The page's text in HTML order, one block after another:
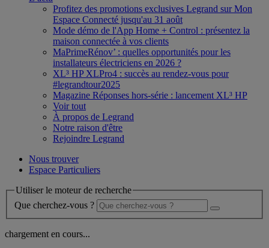
Profitez des promotions exclusives Legrand sur Mon
Espace Connecté jusqu'au 31 août
Mode démo de l'App Home + Control : présentez la
maison connectée à vos clients
MaPrimeRénov’ : quelles opportunités pour les
installateurs électriciens en 2026 ?
XL³ HP XLPro4 : succès au rendez-vous pour
#legrandtour2025
Magazine Réponses hors-série : lancement XL³ HP
Voir tout
À propos de Legrand
Notre raison d'être
Rejoindre Legrand
Nous trouver
Espace Particuliers
Utiliser le moteur de recherche
Que cherchez-vous ?
chargement en cours...